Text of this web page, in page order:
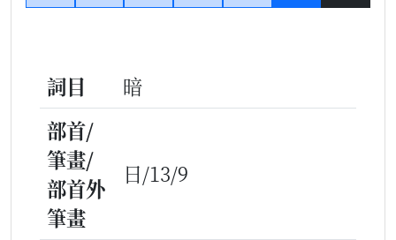
詞目
暗
部首/
筆畫/
部首外
筆畫
日/13/9